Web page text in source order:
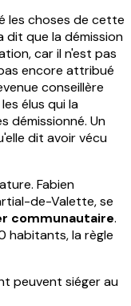
les choses de cette
dit que la démission
car il n'est pas
encore attribué
conseillère
élus qui la
démissionné. Un
dit avoir vécu
Fabien
de-Valette, se
communautaire.
habitants, la règle
peuvent siéger au